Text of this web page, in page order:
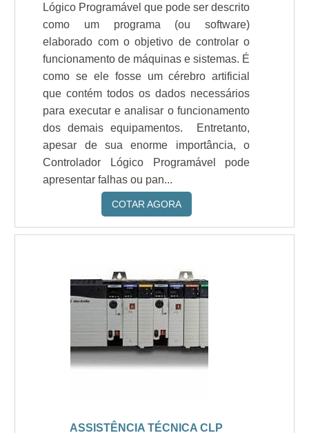
Lógico Programável que pode ser descrito
como um programa (ou software)
elaborado com o objetivo de controlar o
funcionamento de máquinas e sistemas. É
como se ele fosse um cérebro artificial
que contém todos os dados necessários
para executar e analisar o funcionamento
dos demais equipamentos. Entretanto,
apesar de sua enorme importância, o
Controlador Lógico Programável pode
apresentar falhas ou pan...
COTAR AGORA
ASSISTÊNCIA TÉCNICA CLP